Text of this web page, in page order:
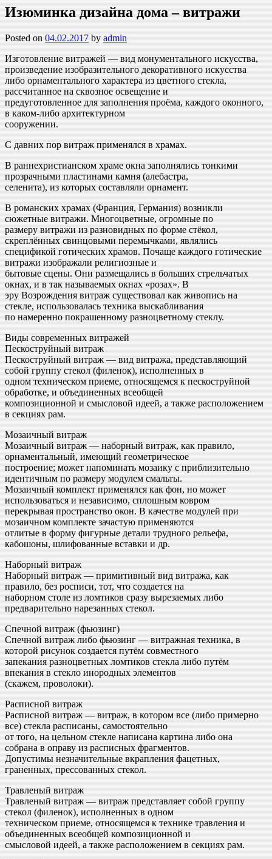
Изюминка дизайна дома – витражи
Posted on 04.02.2017 by admin
Изготовление витражей — вид монументального искусства,
произведение изобразительного декоративного искусства
либо орнаментального характера из цветного стекла,
рассчитанное на сквозное освещение и
предуготовленное для заполнения проёма, каждого оконного,
в каком-либо архитектурном
сооружении.
С давних пор витраж применялся в храмах.
В раннехристианском храме окна заполнялись тонкими
прозрачными пластинами камня (алебастра,
селенита), из которых составляли орнамент.
В романских храмах (Франция, Германия) возникли
сюжетные витражи. Многоцветные, огромные по
размеру витражи из разновидных по форме стёкол,
скреплённых свинцовыми перемычками, являлись
спецификой готических храмов. Почаще каждого готические
витражи изображали религиозные и
бытовые сцены. Они размещались в больших стрельчатых
окнах, и в так называемых окнах «розах». В
эру Возрождения витраж существовал как живопись на
стекле, использовалась техника выскабливания
по намеренно покрашенному разноцветному стеклу.
Виды современных витражей
Пескоструйный витраж
Пескоструйный витраж — вид витража, представляющий
собой группу стекол (филенок), исполненных в
одном техническом приеме, относящемся к пескоструйной
обработке, и объединенных всеобщей
композиционной и смысловой идеей, а также расположением
в секциях рам.
Мозаичный витраж
Мозаичный витраж — наборный витраж, как правило,
орнаментальный, имеющий геометрическое
построение; может напоминать мозаику с приблизительно
идентичным по размеру модулем смальты.
Мозаичный комплект применялся как фон, но может
использоваться и независимо, сплошным ковром
перекрывая пространство окон. В качестве модулей при
мозаичном комплекте зачастую применяются
отлитые в форму фигурные детали трудного рельефа,
кабошоны, шлифованные вставки и др.
Наборный витраж
Наборный витраж — примитивный вид витража, как
правило, без росписи, тот, что создается на
наборном столе из ломтиков сразу вырезаемых либо
предварительно нарезанных стекол.
Спечной витраж (фьюзинг)
Спечной витраж либо фьюзинг — витражная техника, в
которой рисунок создается путём совместного
запекания разноцветных ломтиков стекла либо путём
впекания в стекло инородных элементов
(скажем, проволоки).
Расписной витраж
Расписной витраж — витраж, в котором все (либо примерно
все) стекла расписаны, само­стоятельно
от того, на цельном стекле написана картина либо она
собрана в оправу из расписных фрагментов.
Допустимы незначительные вкрапления фацетных,
граненных, прессованных стекол.
Травленый витраж
Травленый витраж — витраж представляет собой группу
стекол (филенок), исполненных в одном
техническом приеме, относящемся к технике травления и
объединенных всеобщей композиционной и
смысловой идеей, а также расположением в секциях рам.